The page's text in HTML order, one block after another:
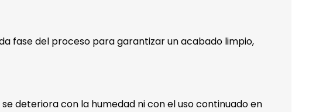
fase del proceso para garantizar un acabado limpio,
deteriora con la humedad ni con el uso continuado en